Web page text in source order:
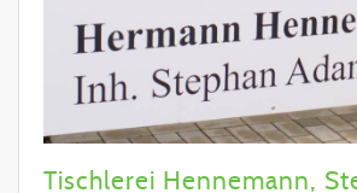
Tischlerei Hennemann,